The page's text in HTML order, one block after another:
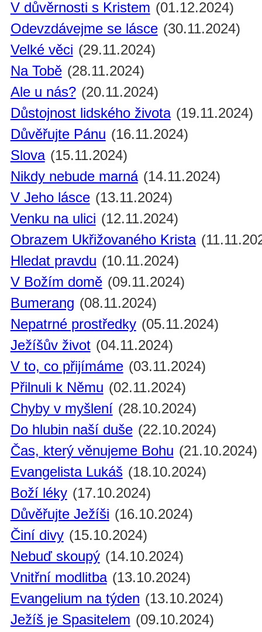
V důvěrnosti s Kristem (01.12.2024)
Odevzdávejme se lásce (30.11.2024)
Velké věci (29.11.2024)
Na Tobě (28.11.2024)
Ale u nás? (20.11.2024)
Důstojnost lidského života (19.11.2024)
Důvěřujte Pánu (16.11.2024)
Slova (15.11.2024)
Nikdy nebude marná (14.11.2024)
V Jeho lásce (13.11.2024)
Venku na ulici (12.11.2024)
Obrazem Ukřižovaného Krista
Hledat pravdu (10.11.2024)
V Božím domě (09.11.2024)
Bumerang (08.11.2024)
Nepatrné prostředky (05.11.2024)
Ježíšův život (04.11.2024)
V to, co přijímáme (03.11.2024)
Přilnuli k Němu (02.11.2024)
Chyby v myšlení (28.10.2024)
Do hlubin naší duše (22.10.2024)
Čas, který věnujeme Bohu (21.10.2024)
Evangelista Lukáš (18.10.2024)
Boží léky (17.10.2024)
Důvěřujte Ježíši (16.10.2024)
Činí divy (15.10.2024)
Nebuď skoupý (14.10.2024)
Vnitřní modlitba (13.10.2024)
Evangelium na týden (13.10.2024)
Ježíš je Spasitelem (09.10.2024)